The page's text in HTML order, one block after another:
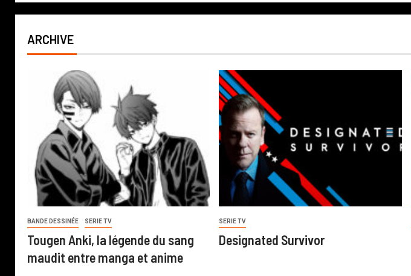
ARCHIVE
BANDE DESSINÉE SERIE TV
Tougen Anki, la légende du sang
maudit entre manga et anime
SERIE TV
Designated Survivor